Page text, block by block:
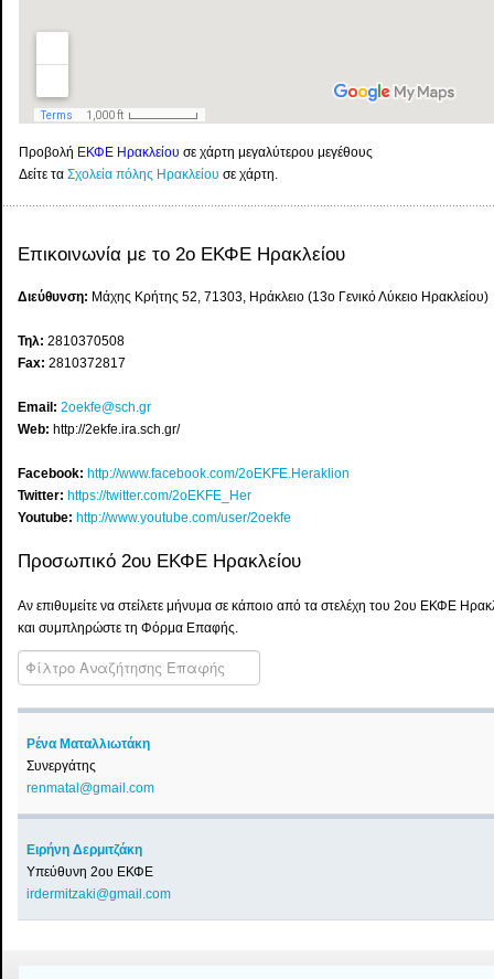
Προβολή ΕΚΦΕ Ηρακλείου σε χάρτη μεγαλύτερου μεγέθους
Δείτε τα Σχολεία πόλης Ηρακλείου σε χάρτη.
Επικοινωνία με το 2ο ΕΚΦΕ Ηρακλείου
Διεύθυνση: Μάχης Κρήτης 52, 71303, Ηράκλειο (13ο Γενικό Λύκειο Ηρακλείου)
Τηλ: 2810370508
Fax:2810372817
Email: 2oekfe@sch.gr
Web: http://2ekfe.ira.sch.gr/
Facebook: http://www.facebook.com/2oEKFE.Heraklion
Twitter: https://twitter.com/2oEKFE_Her
Youtube: http://www.youtube.com/user/2oekfe
Προσωπικό 2ου ΕΚΦΕ Ηρακλείου
Αν επιθυμείτε να στείλετε μήνυμα σε κάποιο από τα στελέχη του 2ου ΕΚΦΕ
και συμπληρώστε τη Φόρμα Επαφής.
Αδημοσίευτο COM_CONTACT_0_FILTER_LABEL
Ρένα Ματαλλιωτάκη
Συνεργάτης
renmatal@gmail.com
Ειρήνη Δερμιτζάκη
Υπεύθυνη 2ου ΕΚΦΕ
irdermitzaki@gmail.com